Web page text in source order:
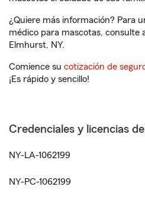
¿Quiere más información? Para
médico para mascotas, consulte
Elmhurst, NY.
Comience su cotización de
¡Es rápido y sencillo!
Credenciales y licencias
NY-LA-1062199
NY-PC-1062199